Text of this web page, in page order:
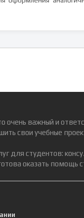
очень важный и
свои учебные
для студентов:
оказать помощь